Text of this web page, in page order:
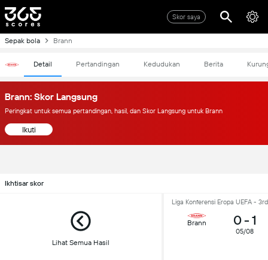
Skor saya
Sepak bola Brann
Detail Pertandingan Kedudukan Berita
Brann: Skor Langsung
Peringkat untuk semua pertandingan, hasil, dan Skor Langsung untuk Brann
Ikuti
Ikhtisar skor
Lihat Semua Hasil
Liga Konferensi Eropa UEFA -
Brann 0- 1
05/08